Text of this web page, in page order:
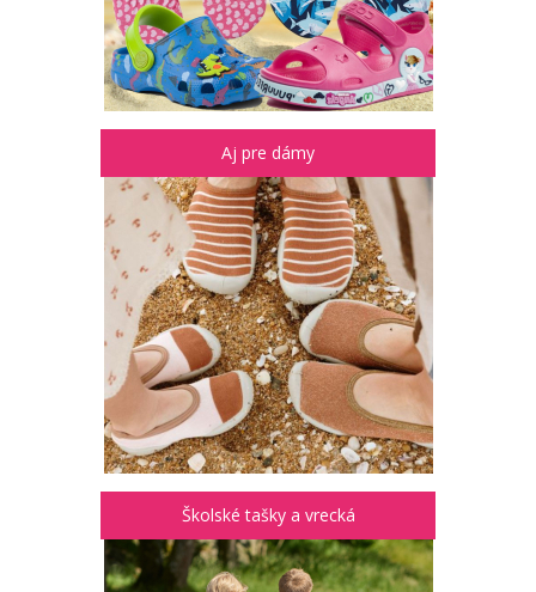
Aj pre dámy
Školské tašky a vrecká